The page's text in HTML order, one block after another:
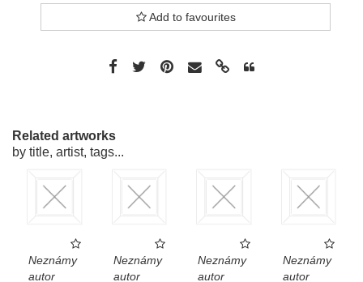
Add to favourites
Related artworks
by title, artist, tags...
Neznámy
autor
Neznámy
autor
Neznámy
autor
Neznámy
autor